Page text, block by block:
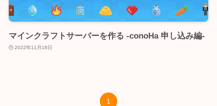
マインクラフトサーバーを作る -conoHa 申し込み編-
2022年11月18日
1